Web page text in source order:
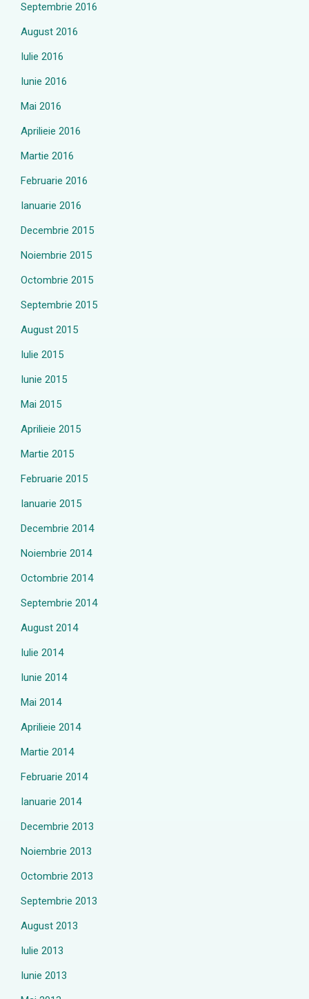
Septembrie 2016
August 2016
Iulie 2016
Iunie 2016
Mai 2016
Aprilieie 2016
Martie 2016
Februarie 2016
Ianuarie 2016
Decembrie 2015
Noiembrie 2015
Octombrie 2015
Septembrie 2015
August 2015
Iulie 2015
Iunie 2015
Mai 2015
Aprilieie 2015
Martie 2015
Februarie 2015
Ianuarie 2015
Decembrie 2014
Noiembrie 2014
Octombrie 2014
Septembrie 2014
August 2014
Iulie 2014
Iunie 2014
Mai 2014
Aprilieie 2014
Martie 2014
Februarie 2014
Ianuarie 2014
Decembrie 2013
Noiembrie 2013
Octombrie 2013
Septembrie 2013
August 2013
Iulie 2013
Iunie 2013